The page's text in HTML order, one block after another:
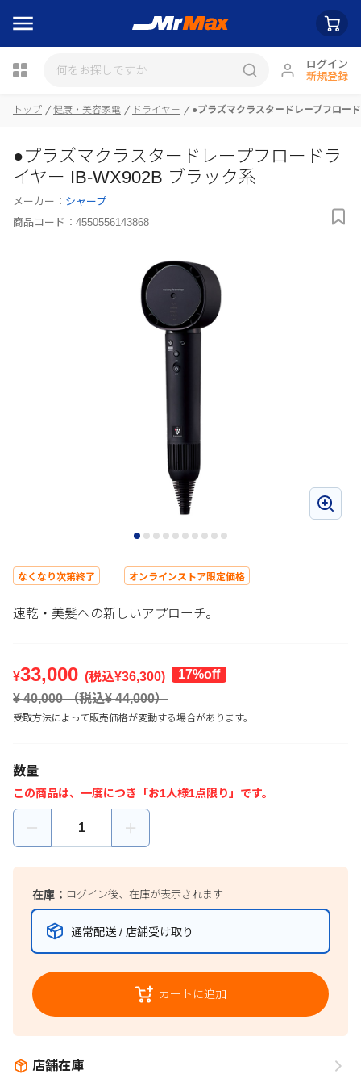
ログイン
新規登録
トップ 健康・美容家電 ドライヤー ●プラズマクラスタードレープフロー
●プラズマクラスタードレープフロードラ
イヤー IB-WX902B ブラック系
メーカー： シャープ
商品コード： 4550556143868
なくなり次第終了 オンラインストア限定価格
速乾・美髪への新しいアプローチ。
¥33,000 (税込¥36,300)
17%off
¥ 40,000（税込¥44,000）
受取方法によって販売価格が変動する場合があります。
数量
この商品は、一度につき「お1人様1点限り」です。
在庫： ログイン後、在庫が表示されます
通常配送 / 店舗受け取り
カートに追加
店舗在庫